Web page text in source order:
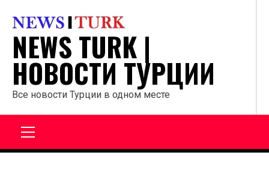
содержанию
NEWS TURK |
НОВОСТИ ТУРЦИИ
Все новости Турции в одном месте